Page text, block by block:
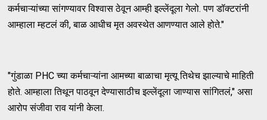
कर्मचाऱ्यांच्या सांगण्यावर विश्वास ठेवून आम्ही इल्लेंदूला गेलो. पण डॉक्टरांनी
आम्हाला म्हटलं की, बाळ आधीच मृत अवस्थेत आणण्यात आले होते."
"गुंडाळा PHC च्या कर्मचाऱ्यांना आमच्या बाळाचा मृत्यू तिथेच झाल्याचे माहिती
होते. आम्हाला तिथून पाठवून देण्यासाठीच इल्लेंदूला जाण्यास सांगितलं," असा
आरोप संजीवा राव यांनी केला.